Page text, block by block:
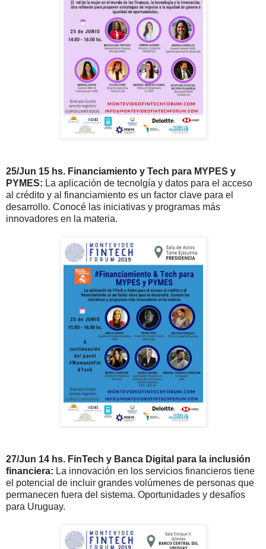
25/Jun 15 hs. Financiamiento y Tech para MYPES y
PYMES: La aplicación de tecnolgía y datos para el acceso
al crédito y al financiamiento es un factor clave para el
desarrollo. Conocé las iniciativas y programas más
innovadores en la materia.
27/Jun 14 hs. FinTech y Banca Digital para la inclusión
financiera: La innovación en los servicios financieros tiene
el potencial de incluir grandes volúmenes de personas que
permanecen fuera del sistema. Oportunidades y desafíos
para Uruguay.